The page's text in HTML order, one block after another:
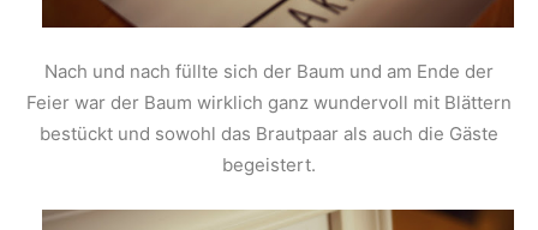
Nach und nach füllte sich der Baum und am Ende der
Feier war der Baum wirklich ganz wundervoll mit Blättern
bestückt und sowohl das Brautpaar als auch die Gäste
begeistert.